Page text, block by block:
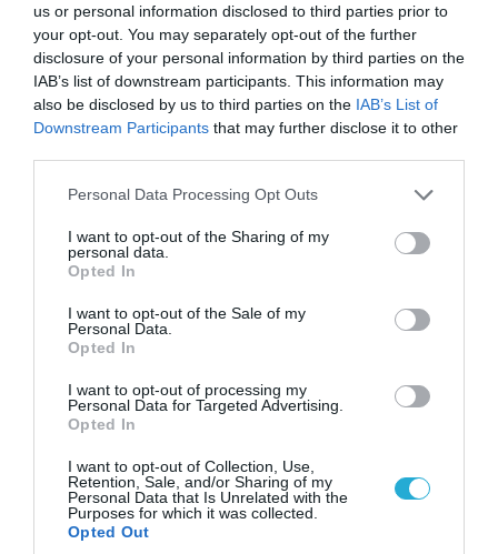
us or personal information disclosed to third parties prior to
your opt-out. You may separately opt-out of the further
disclosure of your personal information by third parties on the
IAB’s list of downstream participants. This information may
also be disclosed by us to third parties on the IAB’s List of
Downstream Participants that may further disclose it to other
Please note that this website/app uses one or more Google
not limited to your visit or usage behaviour. You may click to
grant or deny consent to Google and its third-party tags to
use your data for below specified purposes in below Google
consent section.
Personal Data Processing Opt Outs
I want to opt-out of the Sharing of my
personal data.
Opted In
I want to opt-out of the Sale of my
Personal Data.
Opted In
I want to opt-out of processing my
Personal Data for Targeted Advertising.
Opted In
I want to opt-out of Collection, Use,
Retention, Sale, and/or Sharing of my
Personal Data that Is Unrelated with the
Purposes for which it was collected.
Opted Out
07.08.2026 | 23:02
Τα πρώτα πλάνα ομάδας Βορειοκορεατών
στρατιωτών από την αποστολή των 30.000
που έφτασαν στη Ρωσία (βίντεο)
ΠΟΛΙΤΙΚΗ
07.08.2026 | 20:02
Ο Γιάννης Αλαφούζος «τέλειωσε» τον